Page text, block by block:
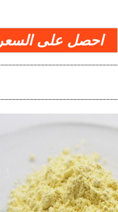
احصل على السعر